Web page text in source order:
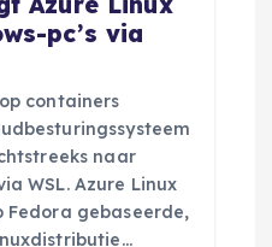
pc’s via
containers
naar
WSL. Azure Linux
Fedora gebaseerde,